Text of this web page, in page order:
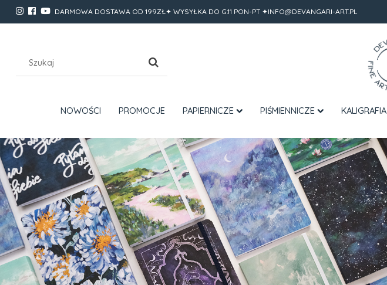
DARMOWA DOSTAWA OD 199ZŁ✦ WYSYŁKA DO G.11 PON-PT ✦INFO@DEVANGARI-ART.PL
NOWOŚCI PROMOCJE PAPIERNICZE PIŚMIENNICZE KALIGRAFIA